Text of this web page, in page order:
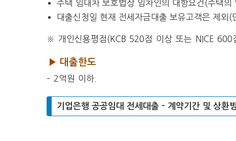
주택 임대차 보호법상 임차인의 대항요건(주택
대출신청일 현재 전세자금대출 보유고객은 제외(
※ 개인신용평점(KCB 520점 이상 또는 NICE 600
▶ 대출한도
– 2억원 이하.
기업은행 공공임대 전세대출 – 계약기간 및 상환